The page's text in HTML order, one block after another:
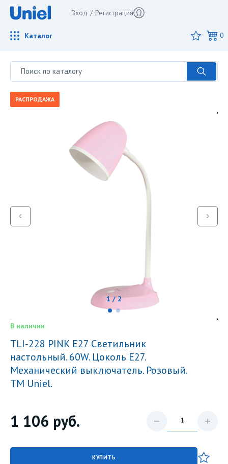
Вход / Регистрация
Каталог 0
РАСПРОДАЖА
1 / 2
В наличии
TLI-228 PINK E27 Светильник
настольный. 60W. Цоколь Е27.
Механический выключатель. Розовый.
ТМ Uniel.
1 106 руб.
КУПИТЬ